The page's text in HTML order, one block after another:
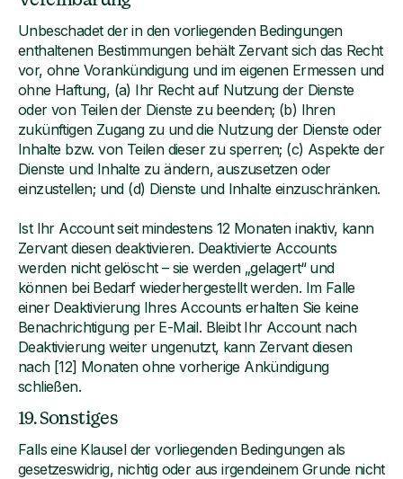
Unbeschadet der in den vorliegenden Bedingungen
enthaltenen Bestimmungen behält Zervant sich das Recht
vor, ohne Vorankündigung und im eigenen Ermessen und
ohne Haftung, (a) Ihr Recht auf Nutzung der Dienste
oder von Teilen der Dienste zu beenden; (b) Ihren
zukünftigen Zugang zu und die Nutzung der Dienste oder
Inhalte bzw. von Teilen dieser zu sperren; (c) Aspekte der
Dienste und Inhalte zu ändern, auszusetzen oder
einzustellen; und (d) Dienste und Inhalte einzuschränken.
Ist Ihr Account seit mindestens 12 Monaten inaktiv, kann
Zervant diesen deaktivieren. Deaktivierte Accounts
werden nicht gelöscht – sie werden „gelagert“ und
können bei Bedarf wiederhergestellt werden. Im Falle
einer Deaktivierung Ihres Accounts erhalten Sie keine
Benachrichtigung per E-Mail. Bleibt Ihr Account nach
Deaktivierung weiter ungenutzt, kann Zervant diesen
nach [12] Monaten ohne vorherige Ankündigung
schließen.
19. Sonstiges
Falls eine Klausel der vorliegenden Bedingungen als
gesetzeswidrig, nichtig oder aus irgendeinem Grunde nicht